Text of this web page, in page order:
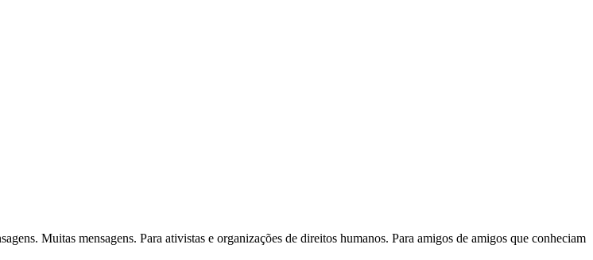
Muitas mensagens. Para ativistas e organizações de direitos humanos. Para amigos de amigos que conheciam